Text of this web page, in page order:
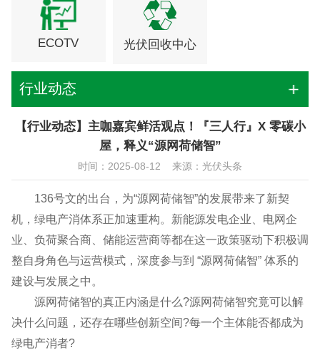
ECOTV 光伏回收中心
行业动态
【行业动态】主咖嘉宾鲜活观点！『三人行』X 零碳小
屋，释义“源网荷储智”
时间：2025-08-12 来源：光伏头条
136号文的出台，为“源网荷储智”的发展带来了新契
机，绿电产消体系正加速重构。新能源发电企业、电网企
业、负荷聚合商、储能运营商等都在这一政策驱动下积极调
整自身角色与运营模式，深度参与到 “源网荷储智” 体系的
建设与发展之中。
源网荷储智的真正内涵是什么?源网荷储智究竟可以解
决什么问题，还存在哪些创新空间?每一个主体能否都成为
绿电产消者?